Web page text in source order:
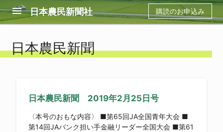
menu 日本農民新聞社 購読のお申込み
日本農民新聞
日本農民新聞 2019年2月25日号
〈本号のおもな内容〉 ■第65回JA全国青年大会 ■
第14回JAバンク担い手金融リーダー全国大会 ■第61